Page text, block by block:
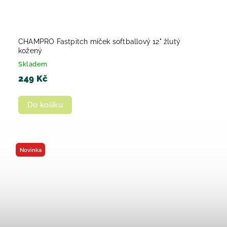
CHAMPRO Fastpitch míček softballový 12" žlutý
kožený
Skladem
249 Kč
Do košíku
Novinka